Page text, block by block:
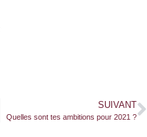
SUIVANT
Quelles sont tes ambitions pour 2021 ?